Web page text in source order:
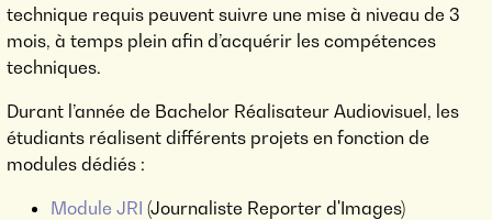
technique requis peuvent suivre une mise à niveau de 3
mois, à temps plein afin d’acquérir les compétences
techniques.
Durant l’année de Bachelor Réalisateur Audiovisuel, les
étudiants réalisent différents projets en fonction de
modules dédiés :
Module JRI (Journaliste Reporter d'Images)